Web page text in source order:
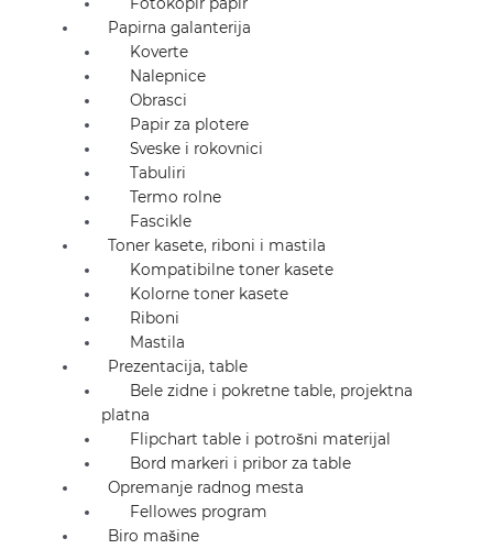
Papirna galanterija
Koverte
Nalepnice
Obrasci
Papir za plotere
Sveske i rokovnici
Tabuliri
Termo rolne
Fascikle
Toner kasete, riboni i mastila
Kompatibilne toner kasete
Kolorne toner kasete
Riboni
Mastila
Prezentacija, table
Bele zidne i pokretne table, projektna
platna
Flipchart table i potrošni materijal
Bord markeri i pribor za table
Opremanje radnog mesta
Fellowes program
Biro mašine